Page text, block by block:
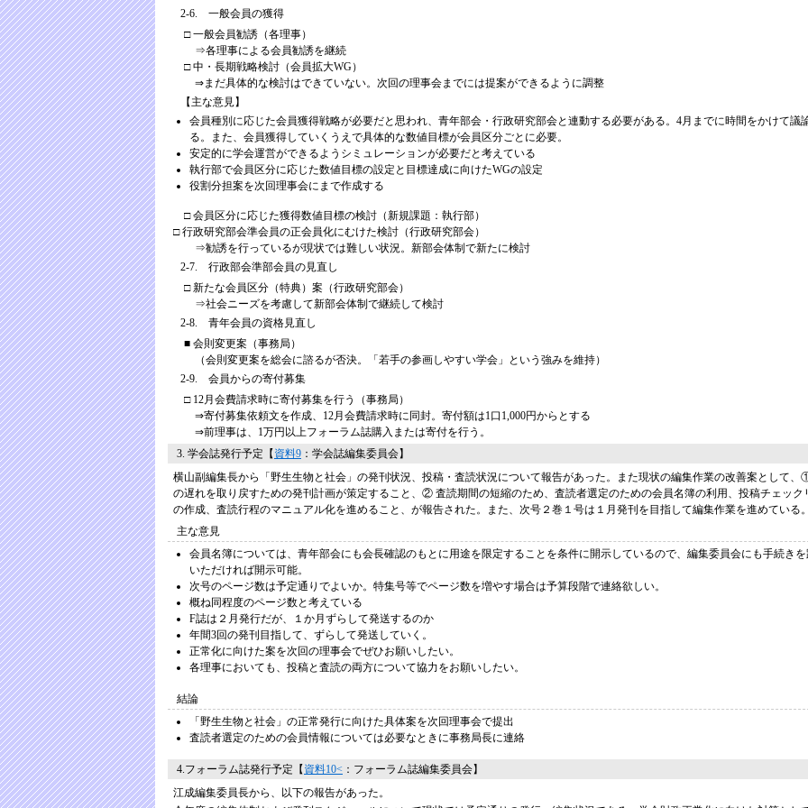
2-6. 一般会員の獲得
□ 一般会員勧誘（各理事）
⇒各理事による会員勧誘を継続
□ 中・長期戦略検討（会員拡大WG）
⇒まだ具体的な検討はできていない。次回の理事会までには提案ができるように調整
【主な意見】
会員種別に応じた会員獲得戦略が必要だと思われ、青年部会・行政研究部会と連動する必要がある。4月までに時間をかけて議
る。また、会員獲得していくうえで具体的な数値目標が会員区分ごとに必要。
安定的に学会運営ができるようシミュレーションが必要だと考えている
執行部で会員区分に応じた数値目標の設定と目標達成に向けたWGの設定
役割分担案を次回理事会にまで作成する
□ 会員区分に応じた獲得数値目標の検討（新規課題：執行部）
□ 行政研究部会準会員の正会員化にむけた検討（行政研究部会）
⇒勧誘を行っているが現状では難しい状況。新部会体制で新たに検討
2-7. 行政部会準部会員の見直し
□ 新たな会員区分（特典）案（行政研究部会）
⇒社会ニーズを考慮して新部会体制で継続して検討
2-8. 青年会員の資格見直し
■ 会則変更案（事務局）
（会則変更案を総会に諮るが否決。「若手の参画しやすい学会」という強みを維持）
2-9. 会員からの寄付募集
□ 12月会費請求時に寄付募集を行う（事務局）
⇒寄付募集依頼文を作成、12月会費請求時に同封。寄付額は1口1,000円からとする
⇒前理事は、1万円以上フォーラム誌購入または寄付を行う。
3. 学会誌発行予定【 資料9 ：学会誌編集委員会】
横山副編集長から「野生生物と社会」の発刊状況、投稿・査読状況について報告があった。また現状の編集作業の改善案として、
の遅れを取り戻すための発刊計画が策定すること、② 査読期間の短縮のため、査読者選定のための会員名簿の利用、投稿チェック
の作成、査読行程のマニュアル化を進めること、が報告された。また、次号２巻１号は１月発刊を目指して編集作業を進めている
主な意見
会員名簿については、青年部会にも会長確認のもとに用途を限定することを条件に開示しているので、編集委員会にも手続き
いただければ開示可能。
次号のページ数は予定通りでよいか。特集号等でページ数を増やす場合は予算段階で連絡欲しい。
概ね同程度のページ数と考えている
F誌は２月発行だが、１か月ずらして発送するのか
年間3回の発刊目指して、ずらして発送していく。
正常化に向けた案を次回の理事会でぜひお願いしたい。
各理事においても、投稿と査読の両方について協力をお願いしたい。
結論
「野生生物と社会」の正常発行に向けた具体案を次回理事会で提出
査読者選定のための会員情報については必要なときに事務局長に連絡
4.フォーラム誌発行予定【 資料10< ：フォーラム誌編集委員会】
江成編集委員長から、以下の報告があった。